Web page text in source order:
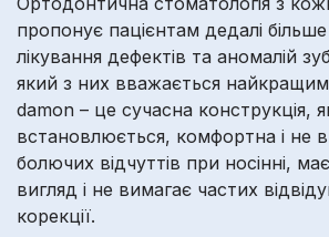
пропонує пацієнтам дедалі більше
лікування дефектів та аномалій
який з них вважається
damon – це сучасна конструкція,
встановлюється, комфортна і не
болючих відчуттів при носінні,
вигляд і не вимагає частих
корекції.